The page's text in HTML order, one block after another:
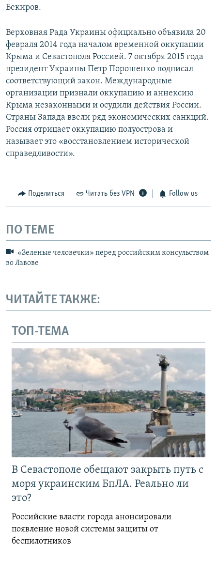
Бекиров.
Верховная Рада Украины официально объявила 20
февраля 2014 года началом временной оккупации
Крыма и Севастополя Россией. 7 октября 2015 года
президент Украины Петр Порошенко подписал
соответствующий закон. Международные
организации признали оккупацию и аннексию
Крыма незаконными и осудили действия России.
Страны Запада ввели ряд экономических санкций.
Россия отрицает оккупацию полуострова и
называет это «восстановлением исторической
справедливости».
Поделиться Читать без VPN Follow us
ПО ТЕМЕ
«Зеленые человечки» перед российским консульством
во Львове
ЧИТАЙТЕ ТАКЖЕ:
ТОП-ТЕМА
В Севастополе обещают закрыть путь с
моря украинским БпЛА. Реально ли
это?
Российские власти города анонсировали
появление новой системы защиты от
беспилотников